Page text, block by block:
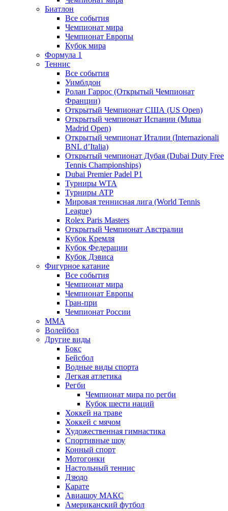
Биатлон
Все события
Чемпионат мира
Чемпионат Европы
Кубок мира
Формула 1
Теннис
Все события
Уимблдон
Ролан Гаррос (Открытый Чемпионат
Франции)
Открытый Чемпионат США (US Open)
Открытый чемпионат Испании (Mutua
Madrid Open)
Открытый чемпионат Италии (Internazionali
BNL d’Italia)
Открытый чемпионат Дубая (Dubai Duty Free
Tennis Championships)
Dubai Premier Padel P1
Турниры WTA
Турниры ATP
Мировая теннисная лига (World Tennis
League)
Rolex Paris Masters
Открытый Чемпионат Австралии
Кубок Кремля
Кубок Федерации
Кубок Дэвиса
Фигурное катание
Все события
Чемпионат мира
Чемпионат Европы
Гран-при
Чемпионат России
MMA
Волейбол
Другие виды
Бокс
Бейсбол
Водные виды спорта
Легкая атлетика
Регби
Чемпионат мира по регби
Кубок шести наций
Хоккей на траве
Хоккей с мячом
Художественная гимнастика
Спортивные шоу
Конный спорт
Мотогонки
Настольный теннис
Дзюдо
Карате
Авиашоу МАКС
Американский футбол